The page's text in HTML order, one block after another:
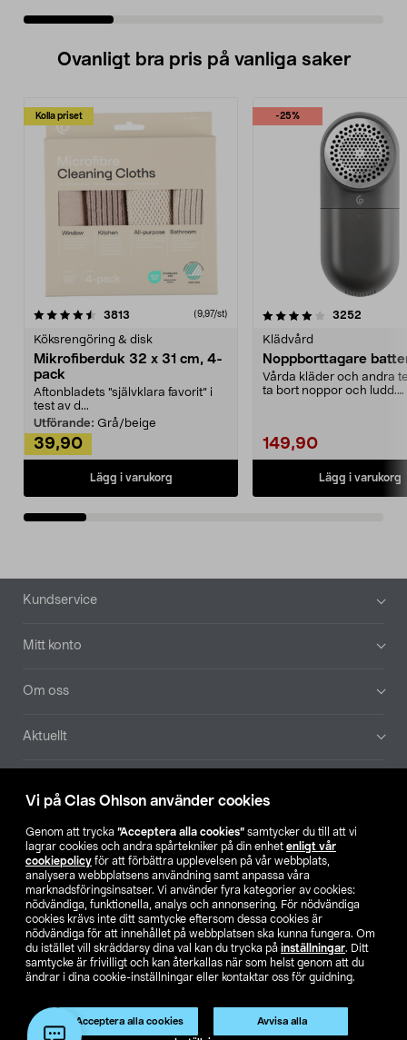
Vi på Clas Ohlson använder cookies
Genom att trycka ”Acceptera alla cookies” samtycker du till att vi
lagrar cookies och andra spårtekniker på din enhet enligt vår
cookiepolicy för att förbättra upplevelsen på vår webbplats,
analysera webbplatsens användning samt anpassa våra
marknadsföringsinsatser. Vi använder fyra kategorier av cookies:
nödvändiga, funktionella, analys och annonsering. För nödvändiga
cookies krävs inte ditt samtycke eftersom dessa cookies är
nödvändiga för att innehållet på webbplatsen ska kunna fungera. Om
du istället vill skräddarsy dina val kan du trycka på inställningar. Ditt
samtycke är frivilligt och kan återkallas när som helst genom att du
ändrar i dina cookie-inställningar eller kontaktar oss för guidning.
Acceptera alla cookies Avvisa alla
Produkten har utgått
Artikelnr: 31-7131
Ovanligt bra pris på vanliga saker
Kolla priset
3813 (9,97/st)
Köksrengöring & disk
Mikrofiberduk 32 x 31 cm, 4-
pack
Aftonbladets "självklara favorit” i
test av d...
Utförande: Grå/beige
39,90
Lägg i varukorg
-25%
4.0av 5 stjärnor 3252
Klädvård
Noppborttagare
Vårda kläder och andra
ta bort noppor och ludd.
149,90
Lägg i varukorg
4.5av 5 stjärnor
Sidfot
Kundservice
Mitt konto
Om oss
Aktuellt
Hitta butik
SE NO FI
Ändra till priser exklusive moms